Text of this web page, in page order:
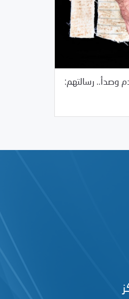
وصدأ.. رسالتهم:
الفيديو